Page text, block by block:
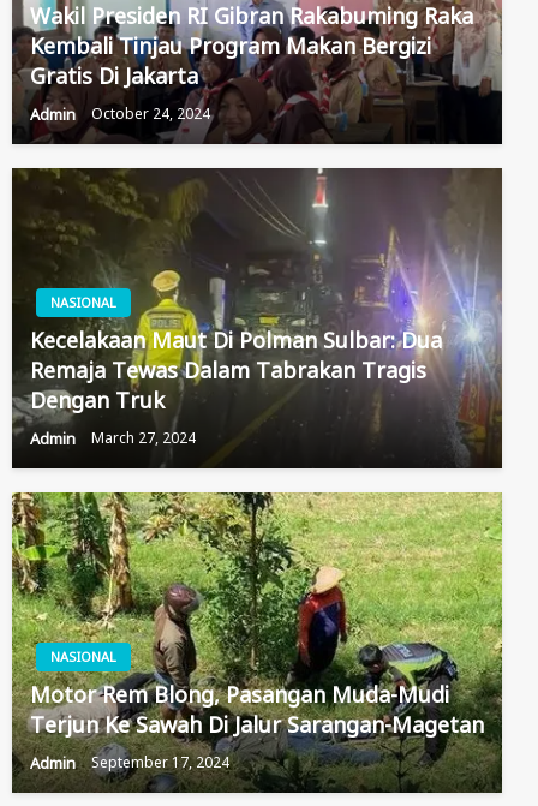
Wakil Presiden RI Gibran Rakabuming Raka
Kembali Tinjau Program Makan Bergizi
Gratis Di Jakarta
Admin October 24, 2024
NASIONAL
Kecelakaan Maut Di Polman Sulbar: Dua
Remaja Tewas Dalam Tabrakan Tragis
Dengan Truk
Admin March 27, 2024
NASIONAL
Motor Rem Blong, Pasangan Muda-Mudi
Terjun Ke Sawah Di Jalur Sarangan-Magetan
Admin September 17, 2024